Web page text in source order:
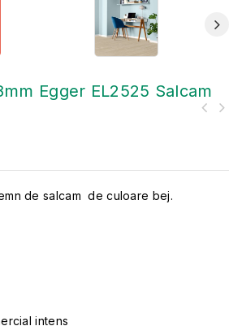
Egger EL2525 Salcam
de salcam de culoare bej.
intens